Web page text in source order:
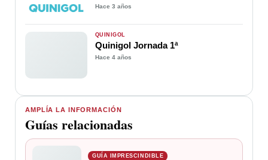
AMPLÍA LA INFORMACIÓN
Guías relacionadas
GUÍA IMPRESCINDIBLE
Hace 3 años
QUINIGOL
Quinigol Jornada 1ª
Hace 4 años